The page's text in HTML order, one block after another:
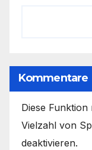
Kommentare
Diese
Vielzahl von
deaktivieren.